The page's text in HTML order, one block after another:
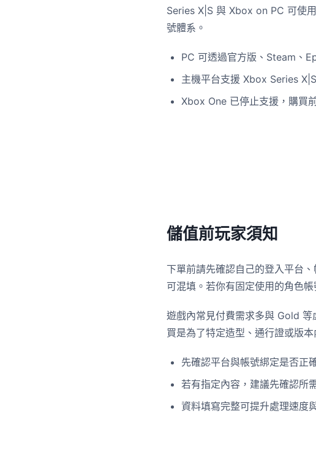
Series X|S 與 Xbox on PC 可使
號體系。
PC 可透過官方版、Steam、
主機平台支援 Xbox Series
Xbox One 已停止支援，購買
儲值前玩家須知
下單前請先確認自己的登入平台
可混填。若你有固定使用的角色
遊戲內常見付費需求多與 Gold
買是為了特定造型、通行證或版
先確認平台與帳號綁定是否正
若有指定內容，建議先確認所
資料填寫完整可提升處理速度